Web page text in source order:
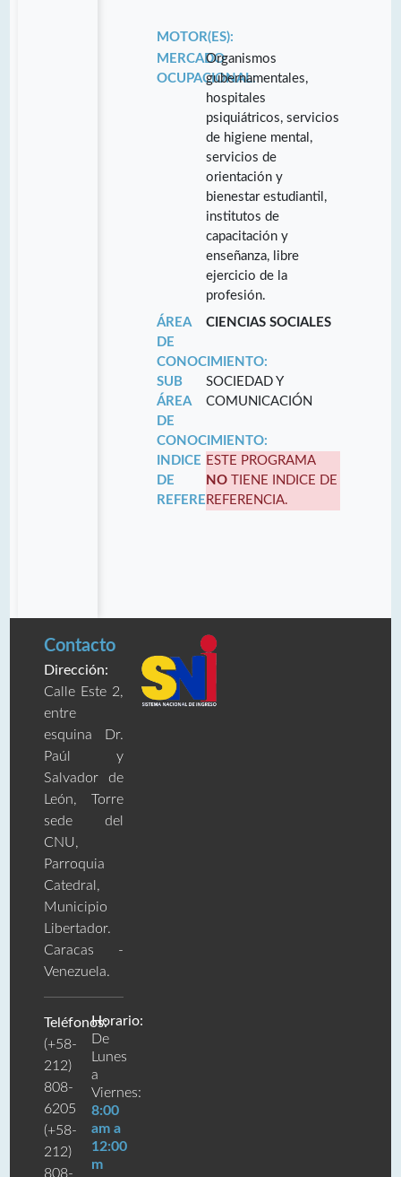
MOTOR(ES):
MERCADO
OCUPACIONAL:
Organismos
gubernamentales,
hospitales
psiquiátricos, servicios
de higiene mental,
servicios de
orientación y
bienestar estudiantil,
institutos de
capacitación y
enseñanza, libre
ejercicio de la
profesión.
ÁREA
DE
CONOCIMIENTO:
CIENCIAS SOCIALES
SUB
ÁREA
DE
CONOCIMIENTO:
SOCIEDAD Y
COMUNICACIÓN
INDICE
DE
REFERENCIA:
ESTE PROGRAMA
NO TIENE INDICE DE
REFERENCIA.
Contacto
Dirección:
Calle Este 2,
entre
esquina Dr.
Paúl y
Salvador de
León, Torre
sede del
CNU,
Parroquia
Catedral,
Municipio
Libertador.
Caracas -
Venezuela.
Teléfonos:
(+58-
212)
808-
6205
(+58-
212)
808-
Horario:
De
Lunes
a
Viernes:
8:00
am a
12:00
m